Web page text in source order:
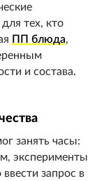
тех, кто
ПП блюда,
и состава.
занять часы:
эксперименты
запрос в